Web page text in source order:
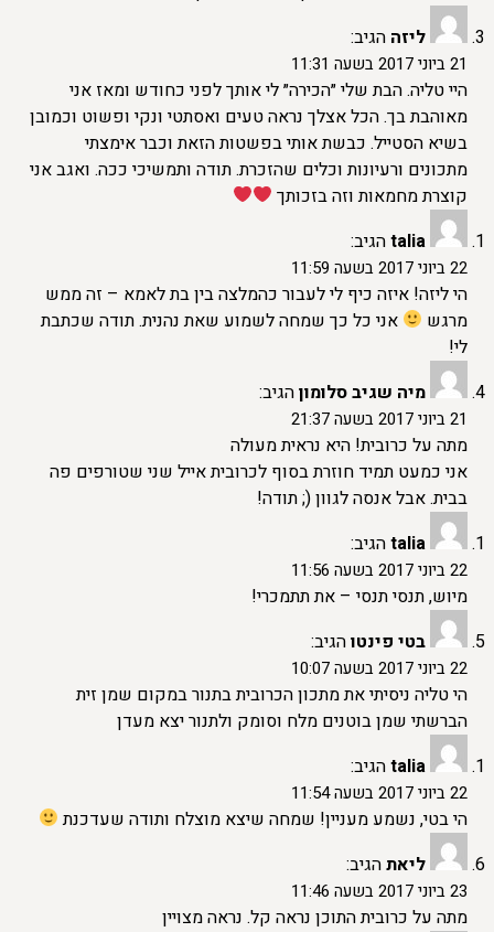
ליזה הגיב:
21 ביוני 2017 בשעה 11:31
היי טליה. הבת שלי ״הכירה״ לי אותך לפני כחודש ומאז אני
מאוהבת בך. הכל אצלך נראה טעים ואסתטי ונקי ופשוט וכמובן
בשיא הסטייל. כבשת אותי בפשטות הזאת וכבר אימצתי
מתכונים ורעיונות וכלים שהזכרת. תודה ותמשיכי ככה. ואגב אני
קוצרת מחמאות וזה בזכותך
taliaהגיב:
22 ביוני 2017 בשעה 11:59
הי ליזה! איזה כיף לי לעבור כהמלצה בין בת לאמא – זה ממש
מרגש
אני כל כך שמחה לשמוע שאת נהנית. תודה שכתבת
לי!
מיה שגיב סלומוןהגיב:
21 ביוני 2017 בשעה 21:37
מתה על כרובית! היא נראית מעולה
אני כמעט תמיד חוזרת בסוף לכרובית אייל שני שטורפים פה
בבית. אבל אנסה לגוון (; תודה!
taliaהגיב:
22 ביוני 2017 בשעה 11:56
מיוש, תנסי תנסי – את תתמכרי!
בטי פינטוהגיב:
22 ביוני 2017 בשעה 10:07
הי טליה ניסיתי את מתכון הכרובית בתנור במקום שמן זית
הברשתי שמן בוטנים מלח וסומק ולתנור יצא מעדן
taliaהגיב:
22 ביוני 2017 בשעה 11:54
הי בטי, נשמע מעניין! שמחה שיצא מוצלח ותודה שעדכנת
ליאתהגיב:
23 ביוני 2017 בשעה 11:46
מתה על כרובית התוכן נראה קל. נראה מצויין